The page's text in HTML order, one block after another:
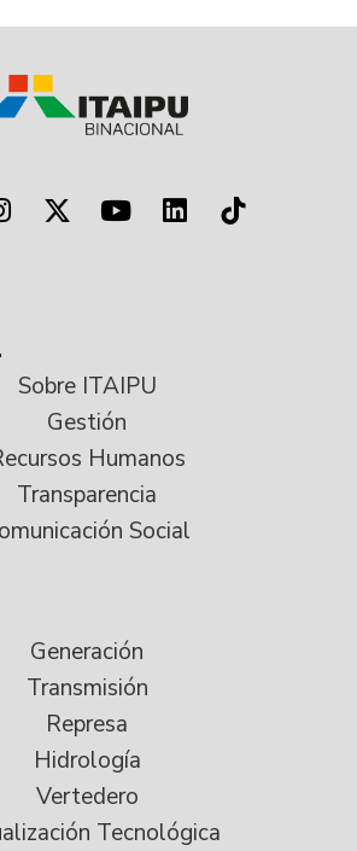
Sobre ITAIPU
Gestión
Humanos
Transparencia
Social
Generación
Transmisión
Represa
Hidrología
Vertedero
Tecnológica